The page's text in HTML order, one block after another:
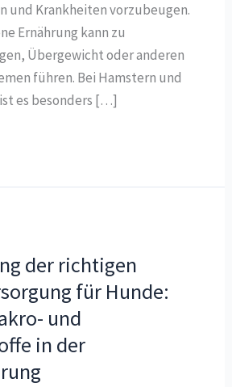
und Krankheiten vorzubeugen.
Ernährung kann zu
Übergewicht oder anderen
führen. Bei Hamstern und
es besonders […]
der richtigen
für Hunde:
und
in der